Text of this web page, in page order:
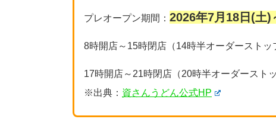
プレオープン期間： 2026年7月18日(土)
8時開店～15時閉店（14時半オーダーストッ
17時開店～21時閉店（20時半オーダーストッ
※出典： 資さんうどん公式HP